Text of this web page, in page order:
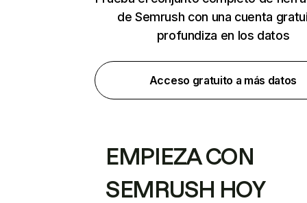
de Semrush con una cuenta
profundiza en los datos
Acceso gratuito a más datos
EMPIEZA CON
SEMRUSH HOY